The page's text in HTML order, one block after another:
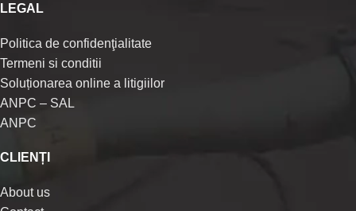
LEGAL
Politica de confidenţialitate
Termeni si conditii
Soluționarea online a litigiilor
ANPC – SAL
ANPC
CLIENȚI
About us